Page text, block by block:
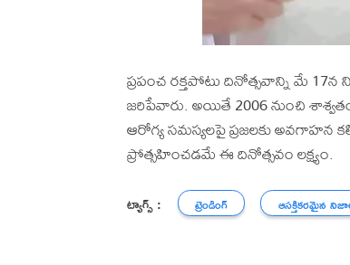
ప్రపంచ రక్తపోటు దినోత్సవాన్ని మే
జరిపేవారు. అయితే 2006 నుంచి
ఆరోగ్య సమస్యలపై ప్రజలకు అవగాహన
ప్రోత్సహించడమే ఈ దినోత్సవం లక్ష్యం.
ట్యాగ్స్ : ట్రెండింగ్ ఆసక్తికరమైన